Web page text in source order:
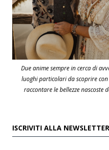
Due anime sempre in cerca di
luoghi particolari da scoprire
raccontare le bellezze nascoste
ISCRIVITI ALLA NEWSLETTER